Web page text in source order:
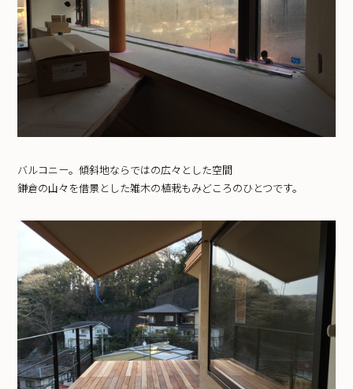
バルコニー。傾斜地ならではの広々とした空間
鎌倉の山々を借景とした雑木の植栽もみどころのひとつです。